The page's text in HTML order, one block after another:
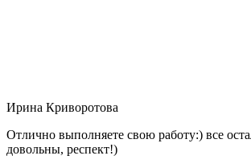
Ирина Криворотова
Отлично выполняете свою работу:) все
довольны, респект!)